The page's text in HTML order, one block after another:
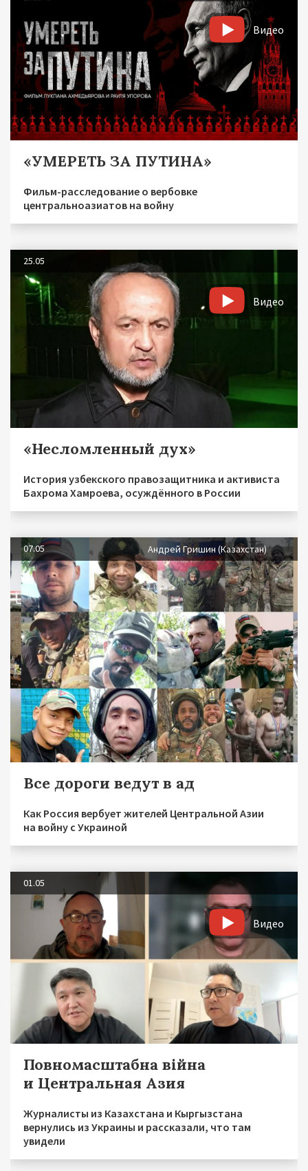
Видео
«УМЕРЕТЬ ЗА ПУТИНА»
Фильм-расследование о вербовке
центральноазиатов на войну
25.05
Видео
«Несломленный дух»
История узбекского правозащитника и активиста
Бахрома Хамроева, осуждённого в России
07.05 Андрей Гришин (Казахстан)
Все дороги ведут в ад
Как Россия вербует жителей Центральной Азии
на войну с Украиной
01.05
Видео
Повномасштабна війна
и Центральная Азия
Журналисты из Казахстана и Кыргызстана
вернулись из Украины и рассказали, что там
увидели